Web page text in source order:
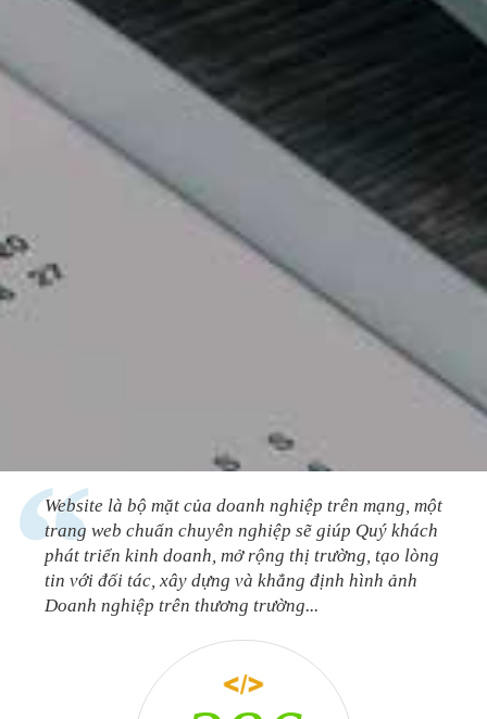
Website là bộ mặt của doanh nghiệp trên mạng, một
trang web chuẩn chuyên nghiệp sẽ giúp Quý khách
phát triển kinh doanh, mở rộng thị trường, tạo lòng
tin với đối tác, xây dựng và khẳng định hình ảnh
Doanh nghiệp trên thương trường...